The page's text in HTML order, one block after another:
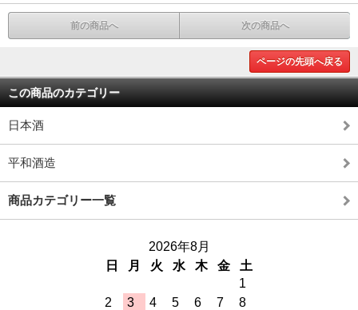
前の商品へ 次の商品へ
ページの先頭へ戻る
この商品のカテゴリー
日本酒
平和酒造
商品カテゴリー一覧
2026年8月
日
月 火 水 木 金
土
1
2
3 4 5 6 7
8